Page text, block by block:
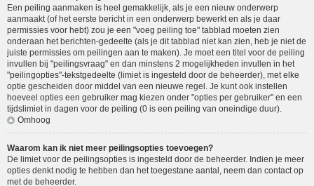
Een peiling aanmaken is heel gemakkelijk, als je een nieuw onderwerp
aanmaakt (of het eerste bericht in een onderwerp bewerkt en als je daar
permissies voor hebt) zou je een "voeg peiling toe" tabblad moeten zien
onderaan het berichten-gedeelte (als je dit tabblad niet kan zien, heb je niet de
juiste permissies om peilingen aan te maken). Je moet een titel voor de peiling
invullen bij "peilingsvraag" en dan minstens 2 mogelijkheden invullen in het
"peilingopties"-tekstgedeelte (limiet is ingesteld door de beheerder), met elke
optie gescheiden door middel van een nieuwe regel. Je kunt ook instellen
hoeveel opties een gebruiker mag kiezen onder "opties per gebruiker" en een
tijdslimiet in dagen voor de peiling (0 is een peiling van oneindige duur).
Omhoog
Waarom kan ik niet meer peilingsopties toevoegen?
De limiet voor de peilingsopties is ingesteld door de beheerder. Indien je meer
opties denkt nodig te hebben dan het toegestane aantal, neem dan contact op
met de beheerder.